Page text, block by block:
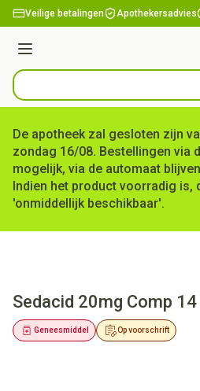
Ga naar de inhoud
Veilige betalingen Apothekersadvies
Menu
Product, merk, categorie...
De apotheek zal gesloten zijn
zondag 16/08. Bestellingen via
mogelijk, via de automaat
Indien het product voorradig is,
'onmiddellijk beschikbaar'.
Sedacid 20mg Comp
Op voorschrift
Geneesmiddel